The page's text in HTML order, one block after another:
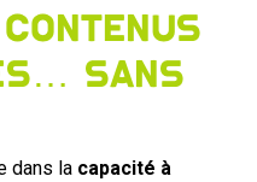
contenus
sans
dans la capacité à